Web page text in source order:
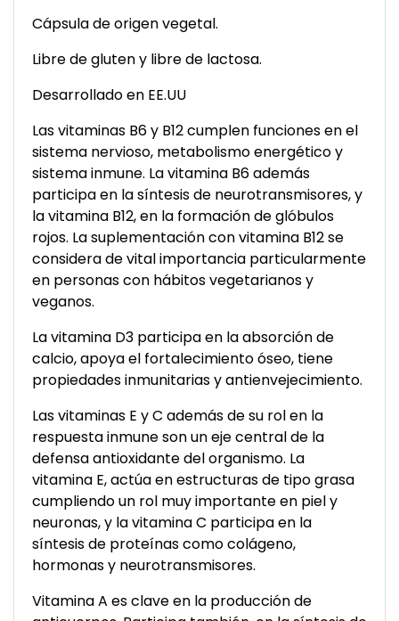
Cápsula de origen vegetal.
Libre de gluten y libre de lactosa.
Desarrollado en EE.UU
Las vitaminas B6 y B12 cumplen funciones en el
sistema nervioso, metabolismo energético y
sistema inmune. La vitamina B6 además
participa en la síntesis de neurotransmisores, y
la vitamina B12, en la formación de glóbulos
rojos. La suplementación con vitamina B12 se
considera de vital importancia particularmente
en personas con hábitos vegetarianos y
veganos.
La vitamina D3 participa en la absorción de
calcio, apoya el fortalecimiento óseo, tiene
propiedades inmunitarias y antienvejecimiento.
Las vitaminas E y C además de su rol en la
respuesta inmune son un eje central de la
defensa antioxidante del organismo. La
vitamina E, actúa en estructuras de tipo grasa
cumpliendo un rol muy importante en piel y
neuronas, y la vitamina C participa en la
síntesis de proteínas como colágeno,
hormonas y neurotransmisores.
Vitamina A es clave en la producción de